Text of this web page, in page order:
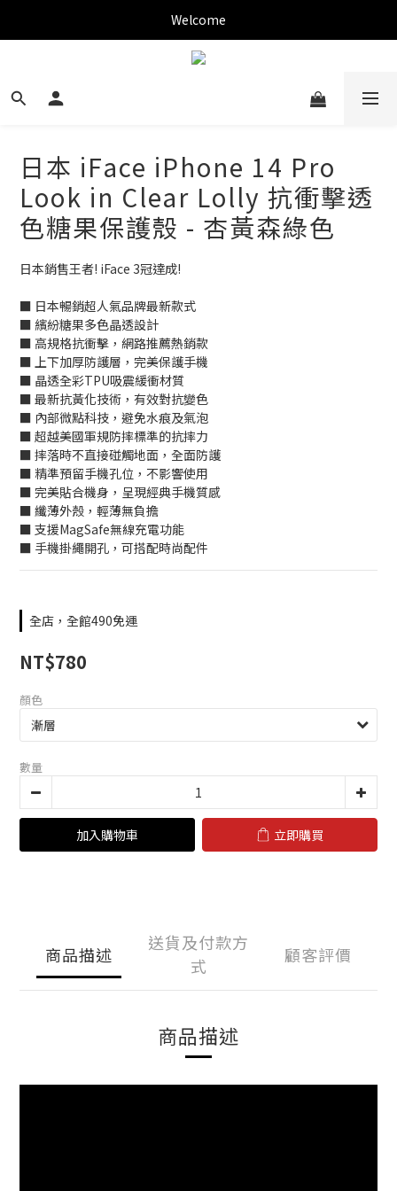
✨新加入會員可現折$150購物金✨
Welcome
✨新加入會員可現折$150購物金✨
日本 iFace iPhone 14 Pro
Look in Clear Lolly 抗衝擊透
色糖果保護殼 - 杏黃森綠色
日本銷售王者! iFace 3冠達成!
■ 日本暢銷超人氣品牌最新款式
■ 繽紛糖果多色晶透設計
■ 高規格抗衝擊，網路推薦熱銷款
■ 上下加厚防護層，完美保護手機
■ 晶透全彩TPU吸震緩衝材質
■ 最新抗黃化技術，有效對抗變色
■ 內部微點科技，避免水痕及氣泡
■ 超越美國軍規防摔標準的抗摔力
■ 摔落時不直接碰觸地面，全面防護
■ 精準預留手機孔位，不影響使用
■ 完美貼合機身，呈現經典手機質感
■ 纖薄外殼，輕薄無負擔
■ 支援MagSafe無線充電功能
■ 手機掛繩開孔，可搭配時尚配件
全店，全館490免運
NT$780
顏色
數量
加入購物車 立即購買
商品描述
送貨及付款方
式
顧客評價
商品描述